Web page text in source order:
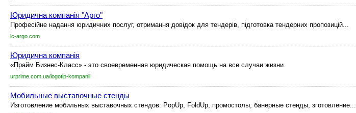
Юридична компанія "Арго"
Професійне надання юридичних послуг, отримання довідок для тендерів, підготовка тендерних пропозицій...
lc-argo.com
Юридична компанія
«Прайм Бизнес-Класс» - это своевременная юридическая помощь на все случаи жизни
urprime.com.ua/logotip-kompanii
Мобильные выставочные стенды
Изготовление мобильных выставочных стендов: PopUp, FoldUp, промостолы, банерные стенды, зготовление...